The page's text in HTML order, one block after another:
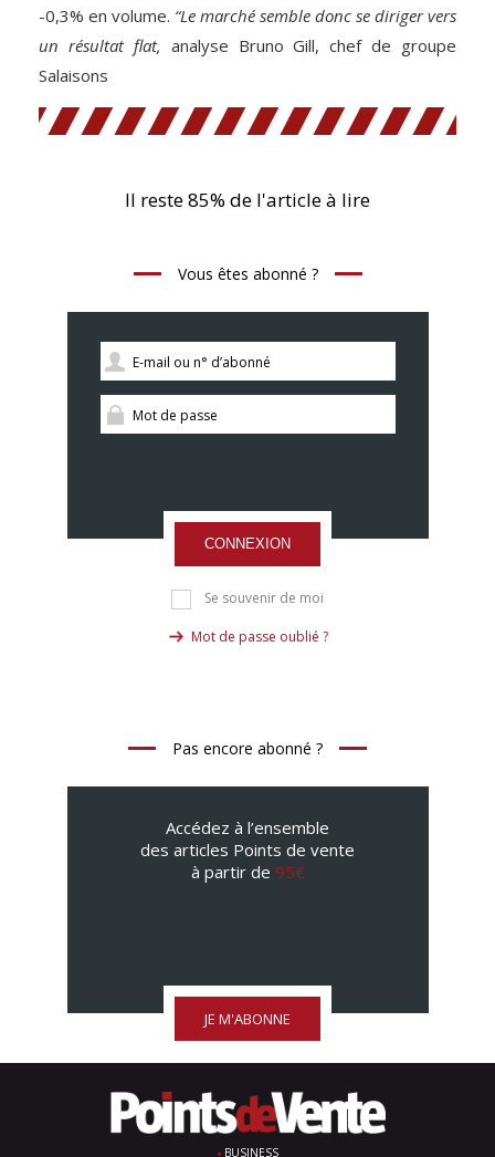
-0,3% en volume. “Le marché semble donc se diriger vers
un résultat flat, analyse Bruno Gill, chef de groupe
Salaisons
Il reste 85% de l'article à lire
Vous êtes abonné ?
CONNEXION
Se souvenir de moi
Mot de passe oublié ?
Pas encore abonné ?
Accédez à l’ensemble
des articles Points de vente
à partir de 95€
JE M'ABONNE
BUSINESS